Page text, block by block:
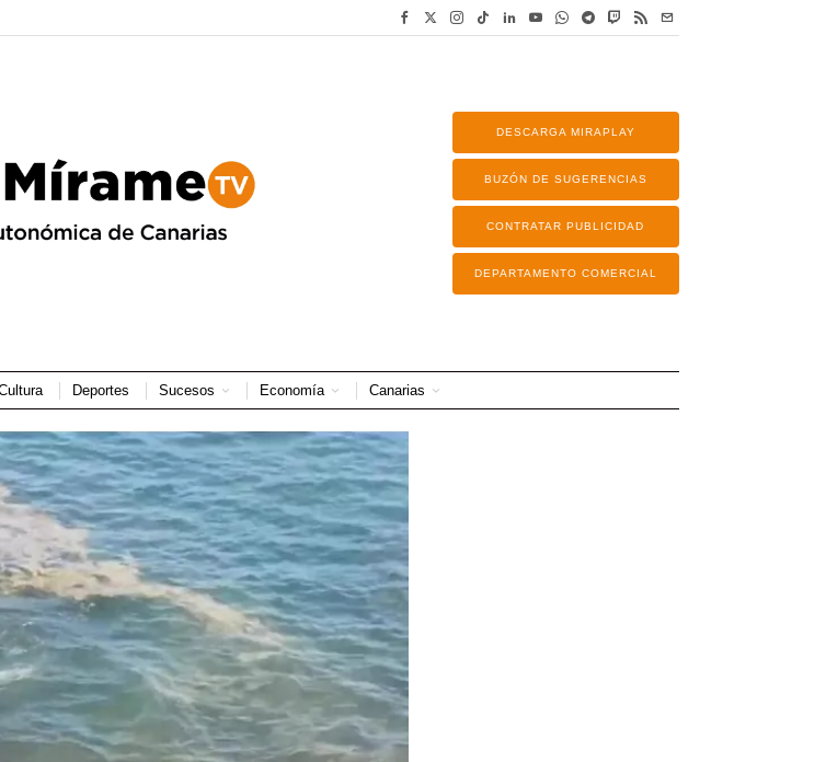
DESCARGA MIRAPLAY
BUZÓN DE SUGERENCIAS
CONTRATAR PUBLICIDAD
DEPARTAMENTO COMERCIAL
Deportes Sucesos Economía Canarias